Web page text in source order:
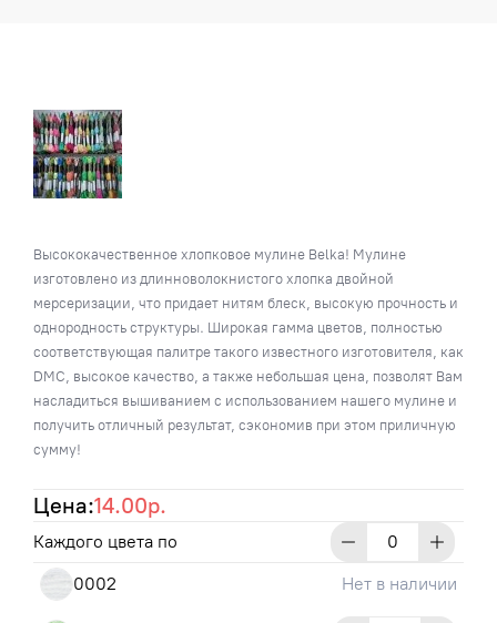
Высококачественное хлопковое мулине Belka! Мулине
изготовлено из длинноволокнистого хлопка двойной
мерсеризации, что придает нитям блеск, высокую прочность и
однородность структуры. Широкая гамма цветов, полностью
соответствующая палитре такого известного изготовителя, как
DMC, высокое качество, а также небольшая цена, позволят Вам
насладиться вышиванием с использованием нашего мулине и
получить отличный результат, сэкономив при этом приличную
сумму!
Цена:14.00р.
Каждого цвета по
0002
Нет в наличии